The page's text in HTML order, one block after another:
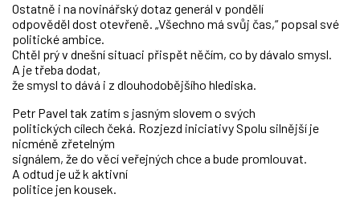
Ostatně i na novinářský dotaz generál v pondělí
odpověděl dost otevřeně. „Všechno má svůj čas,“ popsal své
politické ambice.
Chtěl prý v dnešní situaci přispět něčím, co by dávalo smysl.
A je třeba dodat,
že smysl to dává i z dlouhodobějšího hlediska.
Petr Pavel tak zatím s jasným slovem o svých
politických cílech čeká. Rozjezd iniciativy Spolu silnější je
nicméně zřetelným
signálem, že do věcí veřejných chce a bude promlouvat.
A odtud je už k aktivní
politice jen kousek.